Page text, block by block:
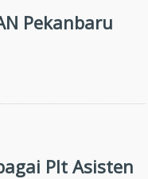
Pekanbaru
Plt Asisten